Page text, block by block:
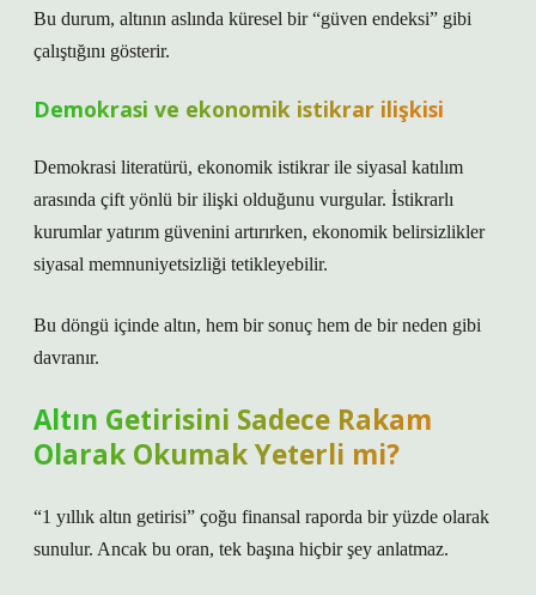
Bu durum, altının aslında küresel bir “güven endeksi” gibi
çalıştığını gösterir.
Demokrasi ve ekonomik istikrar ilişkisi
Demokrasi literatürü, ekonomik istikrar ile siyasal katılım
arasında çift yönlü bir ilişki olduğunu vurgular. İstikrarlı
kurumlar yatırım güvenini artırırken, ekonomik belirsizlikler
siyasal memnuniyetsizliği tetikleyebilir.
Bu döngü içinde altın, hem bir sonuç hem de bir neden gibi
davranır.
Altın Getirisini Sadece Rakam
Olarak Okumak Yeterli mi?
“1 yıllık altın getirisi” çoğu finansal raporda bir yüzde olarak
sunulur. Ancak bu oran, tek başına hiçbir şey anlatmaz.